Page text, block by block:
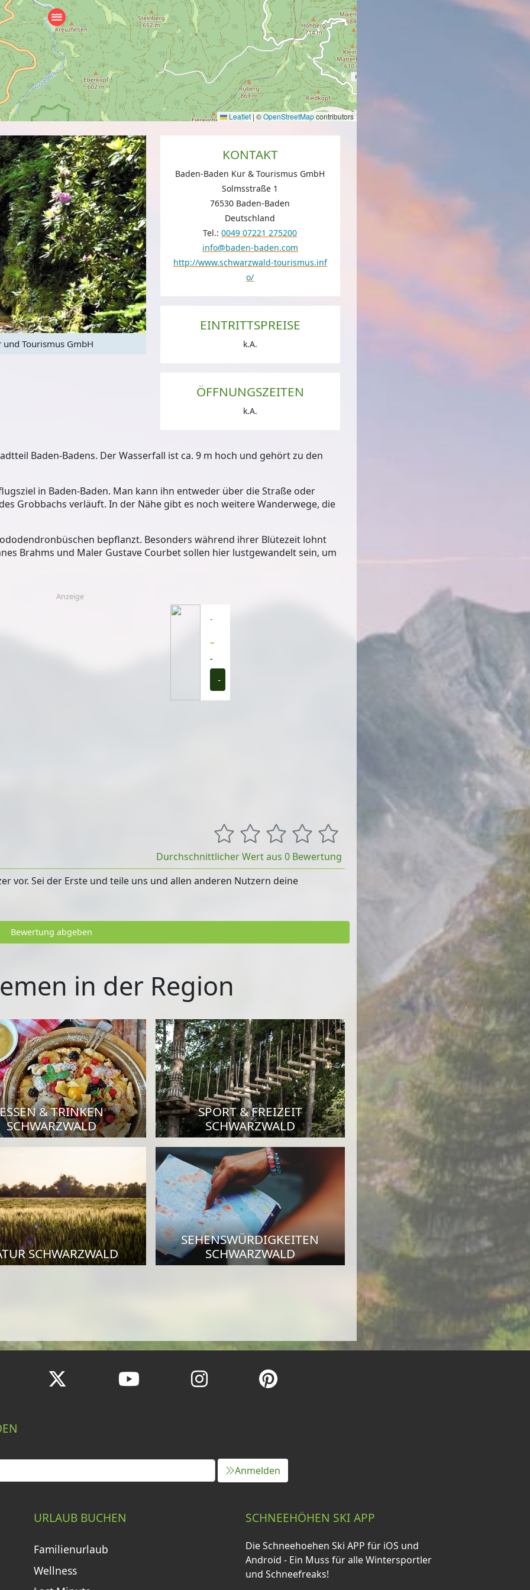
Leaflet | ©OpenStreetMapcontributors
Tourismus GmbH Geroldsauer Wasserfall
KONTAKT
Baden-Baden Kur & Tourismus GmbH
Solmsstraße 1
76530 Baden-Baden
Deutschland
Tel.:0049 07221 275200
info@baden-baden.com
http://www.schwarzwald-tourismus.inf
o/
EINTRITTSPREISE
k.A.
ÖFFNUNGSZEITEN
k.A.
Baden-Badens. Der Wasserfall ist ca. 9 m hoch und gehört zu den
in Baden-Baden. Man kann ihn entweder über die Straße oder
Grobbachs verläuft. In der Nähe gibt es noch weitere Wanderwege, die
bepflanzt. Besonders während ihrer Blütezeit lohnt
Brahms und Maler Gustave Courbet sollen hier lustgewandelt sein, um
Anzeige
-
-
-
-
Durchschnittlicher Wert aus 0 Bewertung
vor. Sei der Erste und teile uns und allen anderen Nutzern deine
Bewertung abgeben
in der Region
ESSEN & TRINKEN
SCHWARZWALD
SPORT & FREIZEIT
SCHWARZWALD
SCHWARZWALD
SEHENSWÜRDIGKEITEN
SCHWARZWALD
Anmelden
URLAUB BUCHEN
Familienurlaub
Wellness
SCHNEEHÖHEN SKI APP
Die Schneehoehen Ski APP für iOS und
Android - Ein Muss für alle Wintersportler
und Schneefreaks!